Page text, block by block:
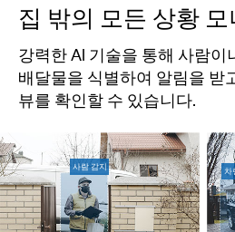
집 밖의 모든 상황 모
강력한 Al 기술을 통해 사람이
배달물을 식별하여 알림을 받
뷰를 확인할 수 있습니다.
사람 감지 차